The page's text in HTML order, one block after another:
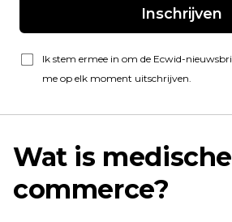
Inschrijven
Ik stem ermee in om de Ecwid-
me op elk moment uitschrijven.
Wat is
commerce?